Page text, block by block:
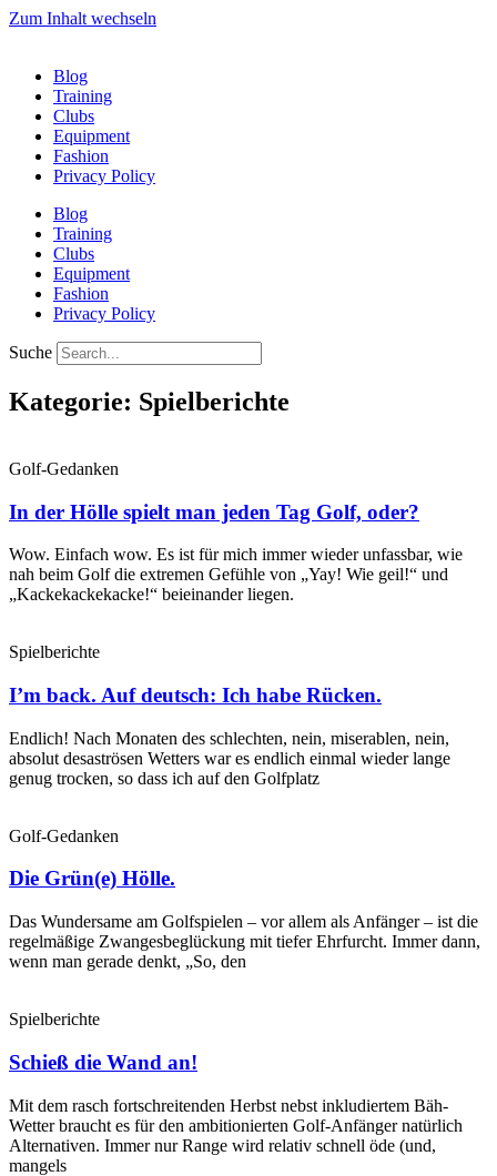
Zum Inhalt wechseln
Blog
Training
Clubs
Equipment
Fashion
Privacy Policy
Blog
Training
Clubs
Equipment
Fashion
Privacy Policy
Suche
Kategorie: Spielberichte
Golf-Gedanken
In der Hölle spielt man jeden Tag Golf, oder?
Wow. Einfach wow. Es ist für mich immer wieder unfassbar, wie
nah beim Golf die extremen Gefühle von „Yay! Wie geil!“ und
„Kackekackekacke!“ beieinander liegen.
Spielberichte
I’m back. Auf deutsch: Ich habe Rücken.
Endlich! Nach Monaten des schlechten, nein, miserablen, nein,
absolut desaströsen Wetters war es endlich einmal wieder lange
genug trocken, so dass ich auf den Golfplatz
Golf-Gedanken
Die Grün(e) Hölle.
Das Wundersame am Golfspielen – vor allem als Anfänger – ist die
regelmäßige Zwangesbeglückung mit tiefer Ehrfurcht. Immer dann,
wenn man gerade denkt, „So, den
Spielberichte
Schieß die Wand an!
Mit dem rasch fortschreitenden Herbst nebst inkludiertem Bäh-
Wetter braucht es für den ambitionierten Golf-Anfänger natürlich
Alternativen. Immer nur Range wird relativ schnell öde (und,
mangels